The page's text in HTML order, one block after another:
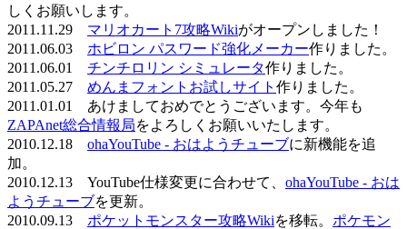
しくお願いします。
2011.11.29 マリオカート7攻略Wikiがオープンしました！
2011.06.03 ホビロン パスワード強化メーカー作りました。
2011.06.01 チンチロリン シミュレータ作りました。
2011.05.27 めんまフォントお試しサイト 作りました。
2011.01.01 あけましておめでとうございます。今年も
ZAPAnet総合情報局をよろしくお願いいたします。
2010.12.18 ohaYouTube - おはようチューブに新機能を追
加。
2010.12.13 YouTube仕様変更に合わせて、 ohaYouTube - おは
ようチューブを更新。
2010.09.13 ポケットモンスター攻略Wikiを移転。 ポケモン